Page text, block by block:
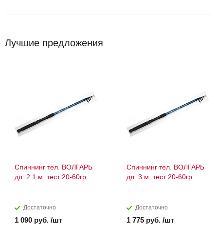
Лучшие предложения
Спиннинг тел. ВОЛГАРЬ
дл. 2.1 м. тест 20-60гр.
Достаточно
1 090 руб. /шт
Спиннинг тел. ВОЛГАРЬ
дл. 3 м. тест 20-60гр.
Достаточно
1 775 руб. /шт